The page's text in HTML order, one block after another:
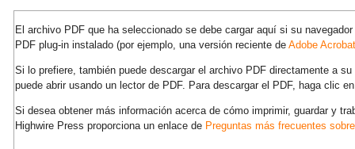
El archivo PDF que ha seleccionado se debe cargar aquí si su
PDF plug-in instalado (por ejemplo, una versión reciente de Adobe
Si lo prefiere, también puede descargar el archivo PDF directamente a su
puede abrir usando un lector de PDF. Para descargar el PDF, haga clic
Si desea obtener más información acerca de cómo imprimir, guardar y
Highwire Press proporciona un enlace de Preguntas más frecuentes